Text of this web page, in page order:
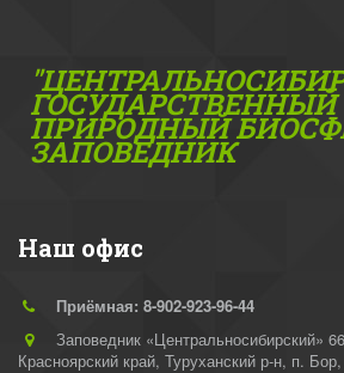
ПРИРОДНЫЙ
ЗАПОВЕДНИК
Наш офис
Приёмная: 8-902-923-96-44
Заповедник «Центральносибирский»
Красноярский край, Туруханский р-н, п.